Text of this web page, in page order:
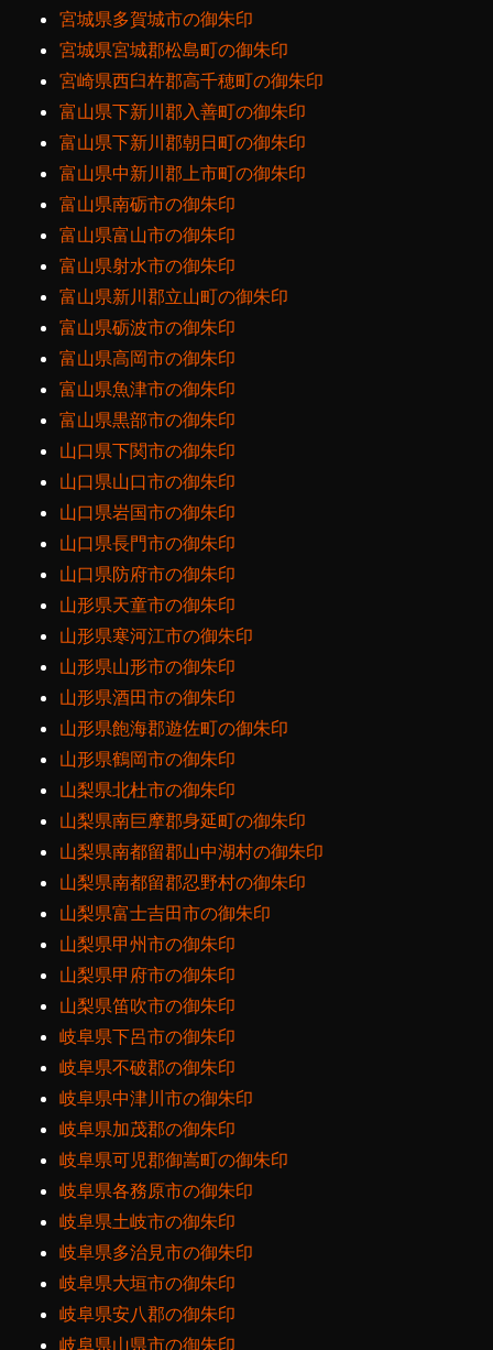
宮城県多賀城市の御朱印
宮城県宮城郡松島町の御朱印
宮崎県西臼杵郡高千穂町の御朱印
富山県下新川郡入善町の御朱印
富山県下新川郡朝日町の御朱印
富山県中新川郡上市町の御朱印
富山県南砺市の御朱印
富山県富山市の御朱印
富山県射水市の御朱印
富山県新川郡立山町の御朱印
富山県砺波市の御朱印
富山県高岡市の御朱印
富山県魚津市の御朱印
富山県黒部市の御朱印
山口県下関市の御朱印
山口県山口市の御朱印
山口県岩国市の御朱印
山口県長門市の御朱印
山口県防府市の御朱印
山形県天童市の御朱印
山形県寒河江市の御朱印
山形県山形市の御朱印
山形県酒田市の御朱印
山形県飽海郡遊佐町の御朱印
山形県鶴岡市の御朱印
山梨県北杜市の御朱印
山梨県南巨摩郡身延町の御朱印
山梨県南都留郡山中湖村の御朱印
山梨県南都留郡忍野村の御朱印
山梨県富士吉田市の御朱印
山梨県甲州市の御朱印
山梨県甲府市の御朱印
山梨県笛吹市の御朱印
岐阜県下呂市の御朱印
岐阜県不破郡の御朱印
岐阜県中津川市の御朱印
岐阜県加茂郡の御朱印
岐阜県可児郡御嵩町の御朱印
岐阜県各務原市の御朱印
岐阜県土岐市の御朱印
岐阜県多治見市の御朱印
岐阜県大垣市の御朱印
岐阜県安八郡の御朱印
岐阜県山県市の御朱印